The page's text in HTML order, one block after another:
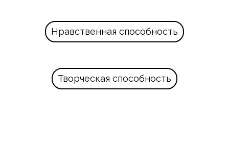
Нравственная способность
Творческая способность